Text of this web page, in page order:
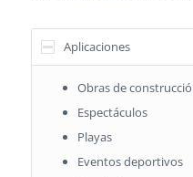
Aplicaciones
Obras de
Espectáculos
Playas
Eventos deportivos